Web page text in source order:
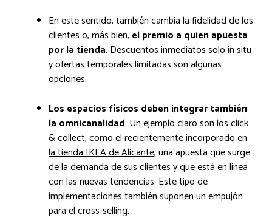
En este sentido, también cambia la fidelidad de los
clientes o, más bien, el premio a quien apuesta
por la tienda. Descuentos inmediatos solo in situ
y ofertas temporales limitadas son algunas
opciones.
Los espacios físicos deben integrar también
la omnicanalidad. Un ejemplo claro son los click
& collect, como el recientemente incorporado en
la tienda IKEA de Alicante, una apuesta que surge
de la demanda de sus clientes y que está en línea
con las nuevas tendencias. Este tipo de
implementaciones también suponen un empujón
para el cross-selling.